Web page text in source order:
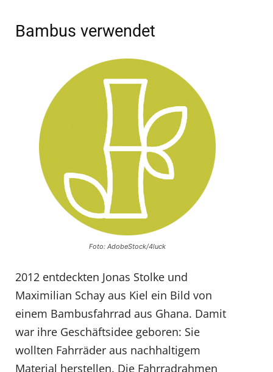
Bambus verwendet
Foto: AdobeStock/4luck
2012 entdeckten Jonas Stolke und
Maximilian Schay aus Kiel ein Bild von
einem Bambusfahrrad aus Ghana. Damit
war ihre Geschäftsidee geboren: Sie
wollten Fahrräder aus nachhaltigem
Material herstellen. Die Fahrradrahmen